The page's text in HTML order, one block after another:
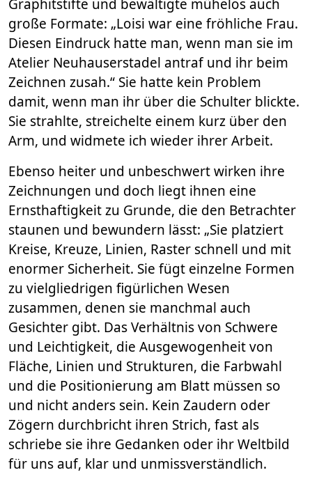
Graphitstifte und bewältigte mühelos auch
große Formate: „Loisi war eine fröhliche Frau.
Diesen Eindruck hatte man, wenn man sie im
Atelier Neuhauserstadel antraf und ihr beim
Zeichnen zusah.“ Sie hatte kein Problem
damit, wenn man ihr über die Schulter blickte.
Sie strahlte, streichelte einem kurz über den
Arm, und widmete ich wieder ihrer Arbeit.
Ebenso heiter und unbeschwert wirken ihre
Zeichnungen und doch liegt ihnen eine
Ernsthaftigkeit zu Grunde, die den Betrachter
staunen und bewundern lässt: „Sie platziert
Kreise, Kreuze, Linien, Raster schnell und mit
enormer Sicherheit. Sie fügt einzelne Formen
zu vielgliedrigen figürlichen Wesen
zusammen, denen sie manchmal auch
Gesichter gibt. Das Verhältnis von Schwere
und Leichtigkeit, die Ausgewogenheit von
Fläche, Linien und Strukturen, die Farbwahl
und die Positionierung am Blatt müssen so
und nicht anders sein. Kein Zaudern oder
Zögern durchbricht ihren Strich, fast als
schriebe sie ihre Gedanken oder ihr Weltbild
für uns auf, klar und unmissverständlich.